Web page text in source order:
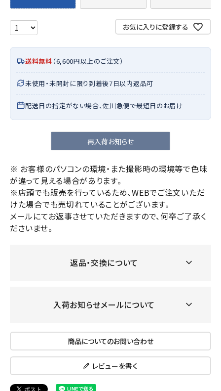
お気に入りに登録する
送料無料 （6,600円以上のご注文）
未使用・未開封に限り到着後7日以内返品可
配送日の指定がない場合、佐川急便で最短日のお届け
再入荷お知らせ
※ お客様のパソコンの環境・また撮影時の環境等で色味
が違って見える場合があります。
※店頭でも販売を行っているため、WEBでご注文いただ
けた場合でも売切れていることがございます。
メールにてお返事させていただきますので、何卒ご了承く
ださいませ。
返品・交換について
入荷お知らせメールについて
商品についてのお問い合わせ
レビューを書く